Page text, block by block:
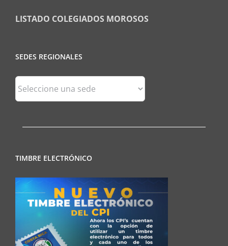
LISTADO COLEGIADOS MOROSOS
SEDES REGIONALES
Sedes
Regionales
TIMBRE ELECTRÓNICO